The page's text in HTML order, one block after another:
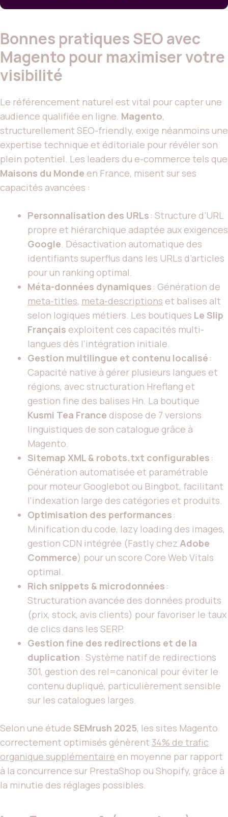
Bonnes pratiques SEO avec
Magento pour maximiser votre
visibilité
Le référencement naturel est vital pour capter une
audience qualifiée en ligne. Magento,
structurellement SEO-friendly, exige néanmoins une
expertise technique et éditoriale pour révéler son
plein potentiel. Les leaders du e-commerce tels que
Maisons du Monde en France, misent sur ses
capacités avancées :
Personnalisation des URLs: Structure d’URL
propre et hiérarchique adaptée aux exigences
Google. Désactivation automatique des
identifiants superflus dans les URLs d’articles
pour un ranking optimal.
Méta-données dynamiques: Génération de
meta-titles, meta-descriptions et balises alt
selon logiques métiers. Les boutiques Le Slip
Français exploitent ces capacités multi-
langues dès l’intégration initiale.
Gestion multilingue et contenu localisé:
Capacité native à gérer plusieurs langues et
régions, avec structuration Hreflang et
gestion fine des balises Hn. La boutique
Kusmi Tea France dispose de 7 versions
linguistiques de son catalogue grâce à
Magento.
Sitemap XML & robots.txt configurables:
Génération automatisée et paramétrable
pour moteur Googlebot ou Bingbot, facilitant
l’indexation large des catégories et produits.
Optimisation des performances:
Minification du code, lazy loading des images,
gestion CDN intégrée (Fastly chez Adobe
Commerce) pour un score Core Web Vitals
optimal.
Rich snippets & microdonnées:
Structuration avancée des données produits
(prix, stock, avis clients) pour favoriser le taux
de clics dans les SERP.
Gestion fine des redirections et de la
duplication: Système natif de redirections
301, gestion des rel=canonical pour éviter le
contenu dupliqué, particulièrement sensible
sur les catalogues larges.
Selon une étude SEMrush 2025, les sites Magento
correctement optimisés génèrent 34% de trafic
organique supplémentaire en moyenne par rapport
à la concurrence sur PrestaShop ou Shopify, grâce à
la minutie des réglages possibles.